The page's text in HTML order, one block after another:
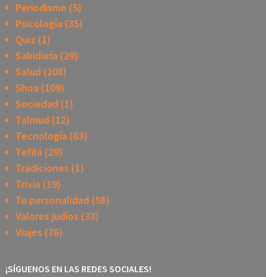
Periodismo (5)
Psicología(35)
Quiz (1)
Sabiduría(29)
Salud (208)
Shoa(109)
Sociedad(1)
Talmud (12)
Tecnología(63)
Tefilá(29)
Tradiciones (1)
Trivia(19)
Tu personalidad(58)
Valores judíos (33)
Viajes (76)
¡SÍGUENOS EN LAS REDES SOCIALES!